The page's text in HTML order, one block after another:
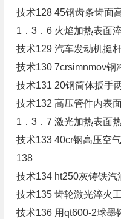
技术128 45钢齿条齿面
1．3．6 火焰加热表面
技术129 汽车发动机挺
技术130 7crsimnmov钢
技术131 20钢筒体扳手
技术132 高压管件内表
1．3．7 激光加热表面
技术133 40cr钢高压空
138
技术134 ht250灰铸铁
技术135 齿轮激光淬火
技术136 用qt600-2球墨